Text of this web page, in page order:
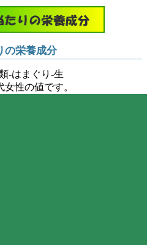
の栄養成分
-はまぐり-生
女性の値です。